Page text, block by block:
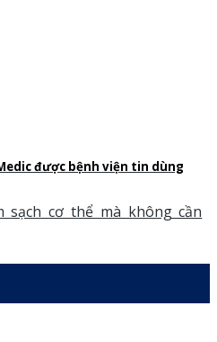
được bệnh viện tin dùng
sạch cơ thể mà không cần